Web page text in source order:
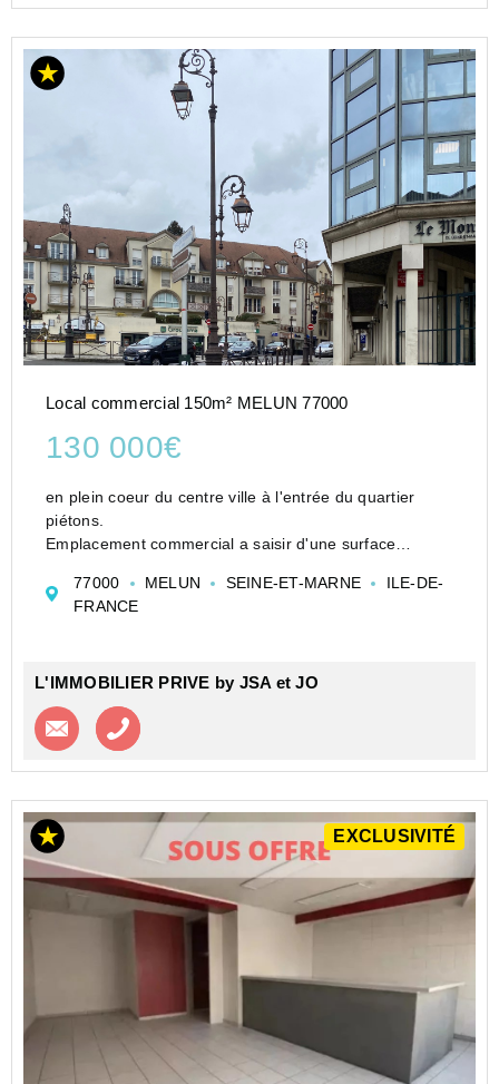
Local commercial 150m² MELUN 77000
130 000€
en plein coeur du centre ville à l'entrée du quartier
piétons.
Emplacement commercial a saisir d'une surface
77000
MELUN SEINE-ET-MARNE
ILE-DE-
FRANCE
L'IMMOBILIER PRIVE by JSA et JO
Contacter l'agence
EXCLUSIVITÉ